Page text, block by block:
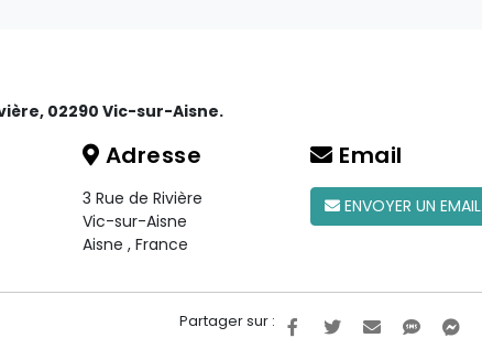
02290 Vic-sur-Aisne.
Adresse
3 Rue de Rivière
Vic-sur-Aisne
Aisne , France
Email
ENVOYER UN EMAIL
Partager sur :